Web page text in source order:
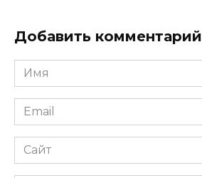
Добавить комментарий
Имя
Email
Сайт